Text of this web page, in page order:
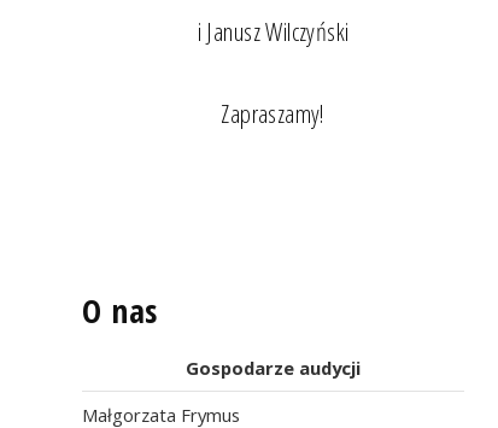
i Janusz Wilczyński
Zapraszamy!
O nas
Gospodarze audycji
Małgorzata Frymus